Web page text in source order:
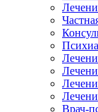
Врач-